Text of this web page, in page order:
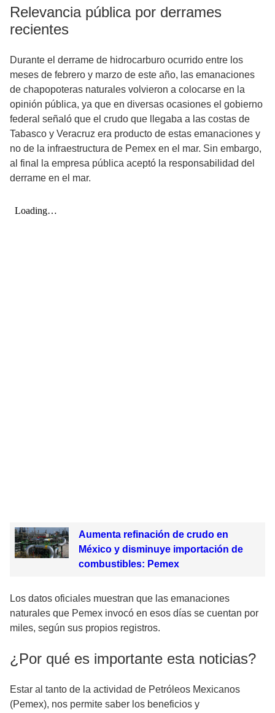
Relevancia pública por derrames
recientes
Durante el derrame de hidrocarburo ocurrido entre los
meses de febrero y marzo de este año, las emanaciones
de chapopoteras naturales volvieron a colocarse en la
opinión pública, ya que en diversas ocasiones el gobierno
federal señaló que el crudo que llegaba a las costas de
Tabasco y Veracruz era producto de estas emanaciones y
no de la infraestructura de Pemex en el mar. Sin embargo,
al final la empresa pública aceptó la responsabilidad del
derrame en el mar.
Aumenta refinación de crudo en
México y disminuye importación de
combustibles: Pemex
Los datos oficiales muestran que las emanaciones
naturales que Pemex invocó en esos días se cuentan por
miles, según sus propios registros.
¿Por qué es importante esta noticias?
Estar al tanto de la actividad de Petróleos Mexicanos
(Pemex), nos permite saber los beneficios y